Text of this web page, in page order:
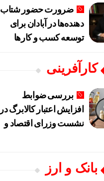
ضرورت حضور شتاب
‌دهنده‌ها در آبادان برای
توسعه کسب‌ و کارها
کارآفرینی
بررسی ضوابط
افزایش اعتبار کالابرگ در
نشست وزرای اقتصاد و
بانک و ارز